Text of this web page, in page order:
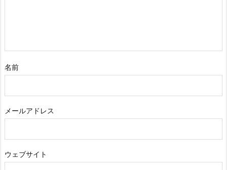
名前
メールアドレス
ウェブサイト